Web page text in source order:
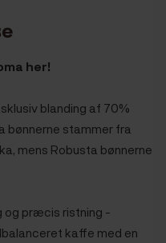
her!
blanding af 70%
bønnerne stammer fra
mens Robusta bønnerne
og præcis ristning -
kaffe med en